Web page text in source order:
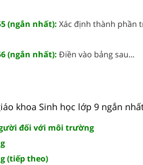
(ngắn nhất): Xác định thành phần
(ngắn nhất): Điền vào bảng sau...
khoa Sinh học lớp 9 ngắn
đối với môi trường
(tiếp theo)